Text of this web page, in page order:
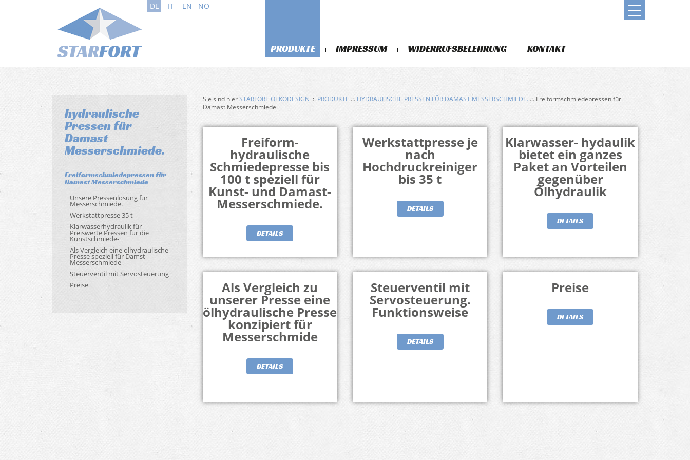
DE IT EN NO
PRODUKTE IMPRESSUM WIDERRUFSBELEHRUNG KONTAKT
hydraulische
Pressen für
Damast
Messerschmiede.
Freiformschmiedepressen für
Damast Messerschmiede
Unsere Pressenlösung für
Messerschmiede.
Werkstattpresse 35 t
Klarwasserhydraulik für
Preiswerte Pressen für die
Kunstschmiede-
Als Vergleich eine ölhydraulische
Presse speziell für Damst
Messerschmiede
Steuerventil mit Servosteuerung
Preise
Sie sind hierSTARFORT OEKODESIGN .:. PRODUKTE .:. HYDRAULISCHE PRESSEN FÜR DAMAST MESSERSCHMIEDE..:. Freiformschmiedepressen für
Damast Messerschmiede
Freiform-
hydraulische
Schmiedepresse bis
100 t speziell für
Kunst- und Damast-
Messerschmiede.
DETAILS
Werkstattpresse je
nach
Hochdruckreiniger
bis 35 t
DETAILS
Klarwasser- hydaulik
bietet ein ganzes
Paket an Vorteilen
gegenüber
Ölhydraulik
DETAILS
Als Vergleich zu
unserer Presse eine
ölhydraulische Presse
konzipiert für
Messerschmide
DETAILS
Steuerventil mit
Servosteuerung.
Funktionsweise
DETAILS
Preise
DETAILS